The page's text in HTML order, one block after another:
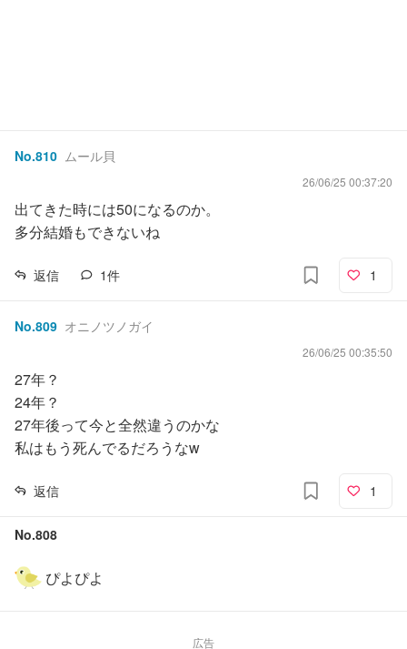
No.810 ムール貝
26/06/25 00:37:20
出てきた時には50になるのか。
多分結婚もできないね
返信 1件 1
No.809 オニノツノガイ
26/06/25 00:35:50
27年？
24年？
27年後って今と全然違うのかな
私はもう死んでるだろうなw
返信 1
No.808
ぴよぴよ
広告